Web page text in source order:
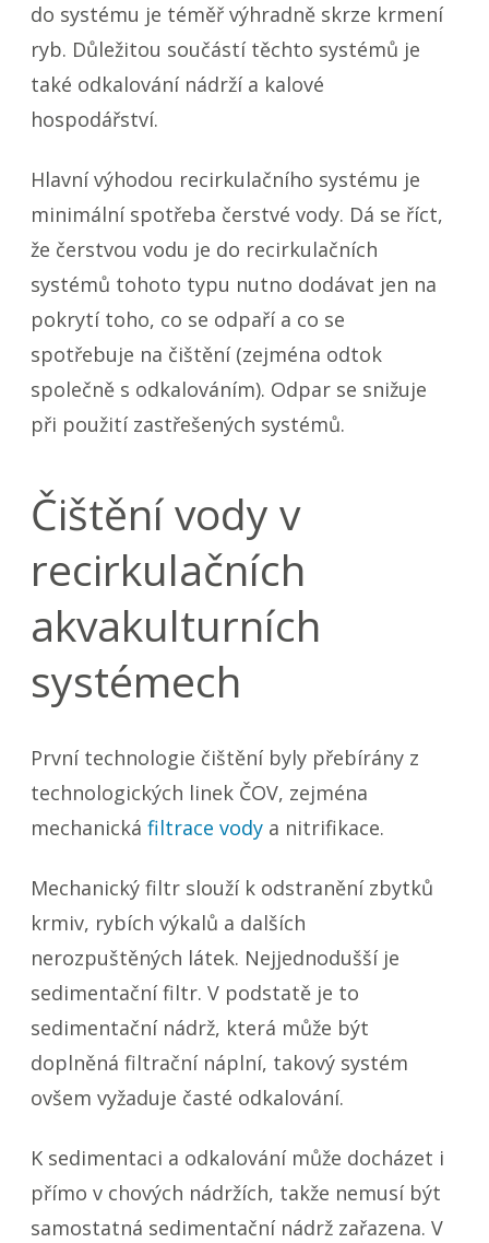
do systému je téměř výhradně skrze krmení
ryb. Důležitou součástí těchto systémů je
také odkalování nádrží a kalové
hospodářství.
Hlavní výhodou recirkulačního systému je
minimální spotřeba čerstvé vody. Dá se říct,
že čerstvou vodu je do recirkulačních
systémů tohoto typu nutno dodávat jen na
pokrytí toho, co se odpaří a co se
spotřebuje na čištění (zejména odtok
společně s odkalováním). Odpar se snižuje
při použití zastřešených systémů.
Čištění vody v
recirkulačních
akvakulturních
systémech
První technologie čištění byly přebírány z
technologických linek ČOV, zejména
mechanickáfiltrace vody a nitrifikace.
Mechanický filtr slouží k odstranění zbytků
krmiv, rybích výkalů a dalších
nerozpuštěných látek. Nejjednodušší je
sedimentační filtr. V podstatě je to
sedimentační nádrž, která může být
doplněná filtrační náplní, takový systém
ovšem vyžaduje časté odkalování.
K sedimentaci a odkalování může docházet i
přímo v chových nádržích, takže nemusí být
samostatná sedimentační nádrž zařazena. V